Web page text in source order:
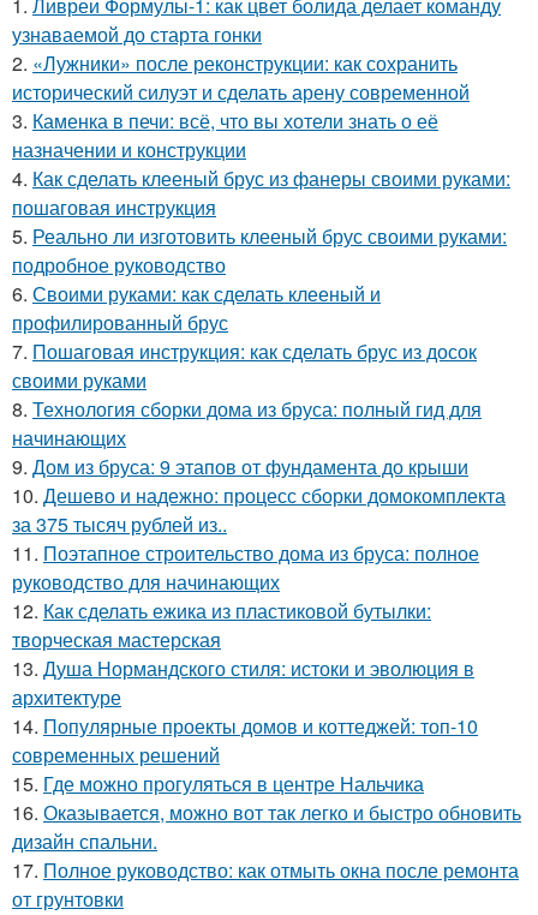
узнаваемой до старта гонки
2. «Лужники» после реконструкции: как сохранить
исторический силуэт и сделать арену современной
3. Каменка в печи: всё, что вы хотели знать о её
назначении и конструкции
4. Как сделать клееный брус из фанеры своими руками:
пошаговая инструкция
5. Реально ли изготовить клееный брус своими руками:
подробное руководство
6. Своими руками: как сделать клееный и
профилированный брус
7. Пошаговая инструкция: как сделать брус из досок
своими руками
8. Технология сборки дома из бруса: полный гид для
начинающих
9. Дом из бруса: 9 этапов от фундамента до крыши
10. Дешево и надежно: процесс сборки домокомплекта
за 375 тысяч рублей из..
11. Поэтапное строительство дома из бруса: полное
руководство для начинающих
12. Как сделать ежика из пластиковой бутылки:
творческая мастерская
13. Душа Нормандского стиля: истоки и эволюция в
архитектуре
14. Популярные проекты домов и коттеджей: топ-10
современных решений
15. Где можно прогуляться в центре Нальчика
16. Оказывается, можно вот так легко и быстро обновить
дизайн спальни.
17. Полное руководство: как отмыть окна после ремонта
от грунтовки